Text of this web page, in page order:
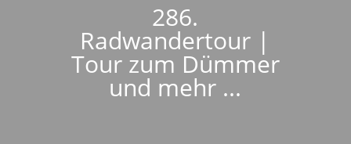
286.
Radwandertour |
Tour zum Dümmer
und mehr ...